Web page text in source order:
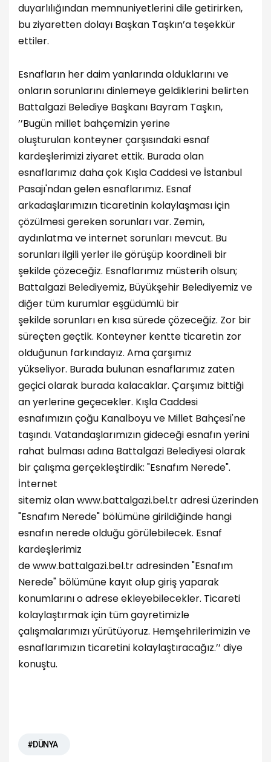
duyarlılığından memnuniyetlerini dile getirirken,
bu ziyaretten dolayı Başkan Taşkın’a teşekkür
ettiler.
Esnafların her daim yanlarında olduklarını ve
onların sorunlarını dinlemeye geldiklerini belirten
Battalgazi Belediye Başkanı Bayram Taşkın,
’’Bugün millet bahçemizin yerine
oluşturulan konteyner çarşısındaki esnaf
kardeşlerimizi ziyaret ettik. Burada olan
esnaflarımız daha çok Kışla Caddesi ve İstanbul
Pasajı'ndan gelen esnaflarımız. Esnaf
arkadaşlarımızın ticaretinin kolaylaşması için
çözülmesi gereken sorunları var. Zemin,
aydınlatma ve internet sorunları mevcut. Bu
sorunları ilgili yerler ile görüşüp koordineli bir
şekilde çözeceğiz. Esnaflarımız müsterih olsun;
Battalgazi Belediyemiz, Büyükşehir Belediyemiz ve
diğer tüm kurumlar eşgüdümlü bir
şekilde sorunları en kısa sürede çözeceğiz. Zor bir
süreçten geçtik. Konteyner kentte ticaretin zor
olduğunun farkındayız. Ama çarşımız
yükseliyor. Burada bulunan esnaflarımız zaten
geçici olarak burada kalacaklar. Çarşımız bittiği
an yerlerine geçecekler. Kışla Caddesi
esnafımızın çoğu Kanalboyu ve Millet Bahçesi'ne
taşındı. Vatandaşlarımızın gideceği esnafın yerini
rahat bulması adına Battalgazi Belediyesi olarak
bir çalışma gerçekleştirdik: "Esnafım Nerede".
İnternet
sitemiz olanwww.battalgazi.bel.tradresi üzerinden
"Esnafım Nerede" bölümüne girildiğinde hangi
esnafın nerede olduğu görülebilecek. Esnaf
kardeşlerimiz
dewww.battalgazi.bel.tradresinden "Esnafım
Nerede" bölümüne kayıt olup giriş yaparak
konumlarını o adrese ekleyebilecekler. Ticareti
kolaylaştırmak için tüm gayretimizle
çalışmalarımızı yürütüyoruz. Hemşehrilerimizin ve
esnaflarımızın ticaretini kolaylaştıracağız.’’ diye
konuştu.
#DÜNYA